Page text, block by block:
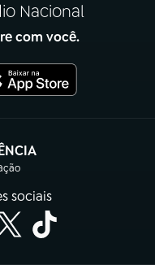
Nacional
com você.
em nova aba)
sociais